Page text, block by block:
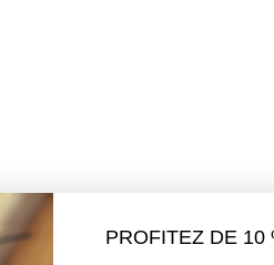
PROFITEZ DE 10